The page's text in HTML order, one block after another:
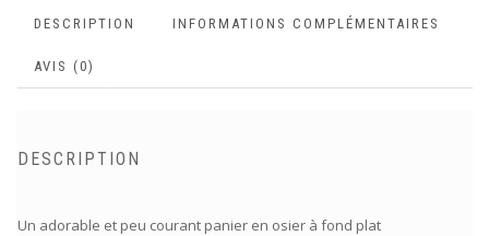
DESCRIPTION INFORMATIONS COMPLÉMENTAIRES
AVIS (0)
DESCRIPTION
Un adorable et peu courant panier en osier à fond plat